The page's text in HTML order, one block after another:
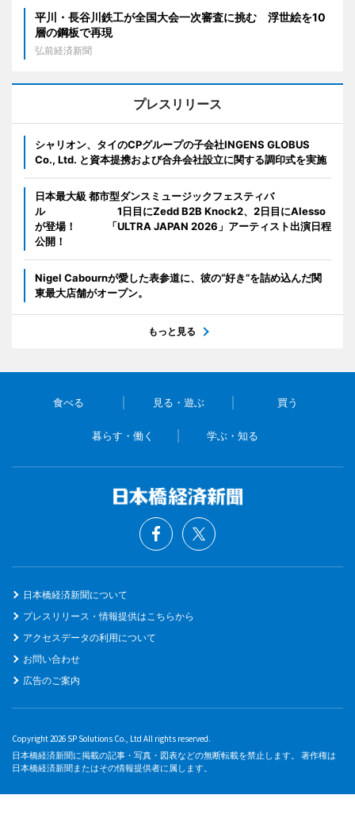
平川・長谷川鉄工が全国大会一次審査に挑む 浮世絵を10
層の鋼板で再現
弘前経済新聞
プレスリリース
シャリオン、タイのCPグループの子会社INGENS GLOBUS
Co., Ltd. と資本提携および合弁会社設立に関する調印式を実施
日本最大級 都市型ダンスミュージックフェスティバ
ル 1日目にZedd B2B Knock2、2日目にAlesso
が登場！ 「ULTRA JAPAN 2026」アーティスト出演日程
公開！
Nigel Cabournが愛した表参道に、彼の“好き”を詰め込んだ関
東最大店舗がオープン。
もっと見る
食べる 見る・遊ぶ 買う
暮らす・働く 学ぶ・知る
日本橋経済新聞について
プレスリリース・情報提供はこちらから
アクセスデータの利用について
お問い合わせ
広告のご案内
Copyright 2026 SP Solutions Co., Ltd All rights reserved.
日本橋経済新聞に掲載の記事・写真・図表などの無断転載を禁止します。 著作権は
日本橋経済新聞またはその情報提供者に属します。